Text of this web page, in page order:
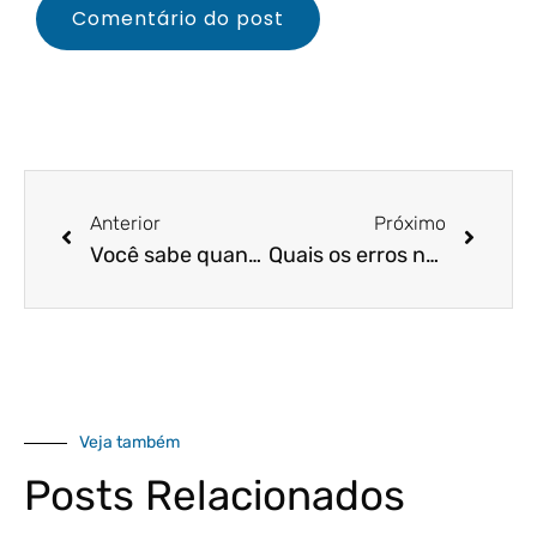
Anterior
Você sabe quando deve destacar o valor do frete na nota fiscal?
Próximo
Quais os erros na gestão de notas fiscais?
Veja também
Posts Relacionados